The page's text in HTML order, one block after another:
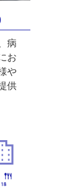
病
お
や
供